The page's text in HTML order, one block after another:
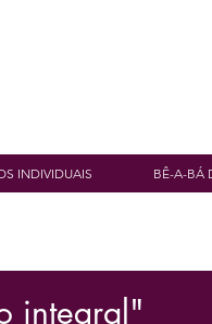
INDIVIDUAIS BÊ-A-BÁ
integral"